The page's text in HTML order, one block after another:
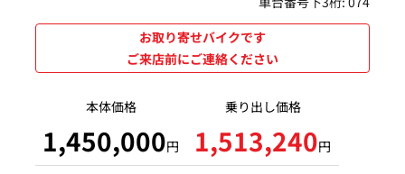
お取り寄せバイクです
ご来店前にご連絡ください
本体価格 乗り出し価格
1,450,000円 1,513,240円